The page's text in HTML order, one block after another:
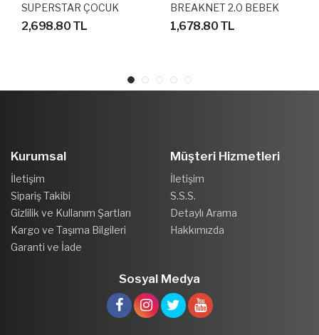
SUPERSTAR ÇOCUK
AYAKKABI
2,698.80 TL
BREAKNET 2.0 BEBEK
SPOR AYAKKABI
1,678.80 TL
Kurumsal
İletişim
Sipariş Takibi
Gizlilik ve Kullanım Şartları
Kargo ve Taşıma Bilgileri
Garanti ve İade
Müşteri Hizmetleri
İletişim
S.S.S.
Detaylı Arama
Hakkımızda
Sosyal Medya